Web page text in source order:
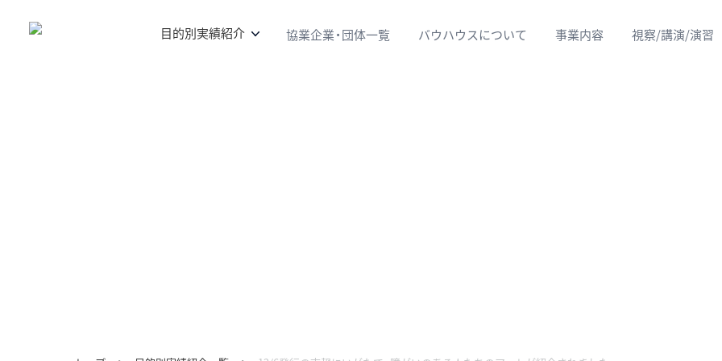
目的別実績紹介 協業企業・団体一覧 バウハウスについて 事業内容 視察/講演/演習